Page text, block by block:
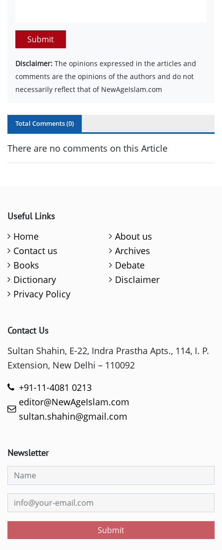
Submit
Disclaimer: The opinions expressed in the articles and
comments are the opinions of the authors and do not
necessarily reflect that of NewAgeIslam.com
Total Comments (0)
There are no comments on this Article
Useful Links
Home
About us
Contact us
Archives
Books
Debate
Dictionary
Disclaimer
Privacy Policy
Contact Us
Sultan Shahin, E-22, Indra Prastha Apts., 114, I. P.
Extension, New Delhi – 110092
+91-11-4081 0213
editor@NewAgeIslam.com
sultan.shahin@gmail.com
Newsletter
Submit